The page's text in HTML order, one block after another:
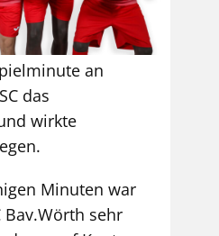
an
das
wirkte
Minuten war
Bav.Wörth sehr